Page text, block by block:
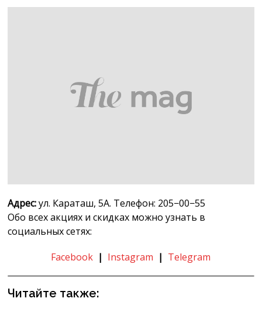
Адрес:ул. Караташ, 5А. Телефон: 205−00−55
Обо всех акциях и скидках можно узнать в
социальных сетях:
Facebook | Instagram | Telegram
Читайте также: